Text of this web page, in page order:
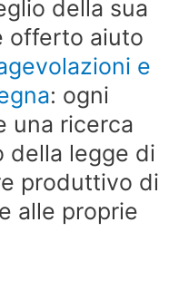
della sua
offerto aiuto
e
: ogni
una ricerca
della legge di
produttivo di
alle proprie